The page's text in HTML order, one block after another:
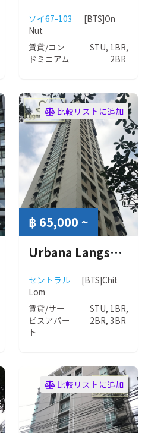
ソイ67-103
[BTS]On
Nut
賃貸/コン
ドミニアム
STU, 1BR,
2BR
比較リストに追加
฿ 65,000 ~
Urbana Langsuan (アーバナ ランスワン)
セントラル
[BTS]Chit
Lom
賃貸/サー
ビスアパー
ト
STU, 1BR,
2BR, 3BR
比較リストに追加